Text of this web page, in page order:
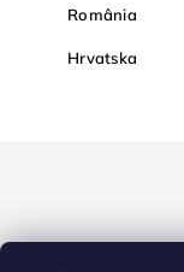
România
Hrvatska